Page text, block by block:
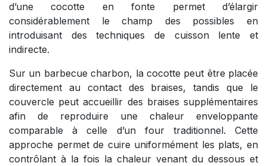
d’une cocotte en fonte permet d’élargir
considérablement le champ des possibles en
introduisant des techniques de cuisson lente et
indirecte.
Sur un barbecue charbon, la cocotte peut être placée
directement au contact des braises, tandis que le
couvercle peut accueillir des braises supplémentaires
afin de reproduire une chaleur enveloppante
comparable à celle d’un four traditionnel. Cette
approche permet de cuire uniformément les plats, en
contrôlant à la fois la chaleur venant du dessous et